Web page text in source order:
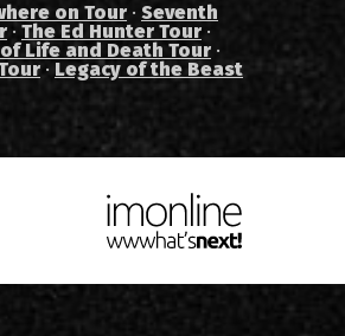
on Tour · Seventh
· The Ed Hunter Tour ·
Life and Death Tour ·
· Legacy of the Beast